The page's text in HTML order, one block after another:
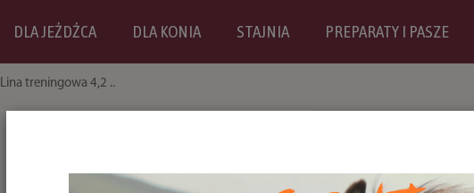
DLA JEŹDŹCA DLA KONIA STAJNIA PREPARATY I PASZE
Lina treningowa 4,2 ..